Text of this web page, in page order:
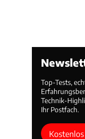
Top-Tests,
Technik-
Ihr Postfach.